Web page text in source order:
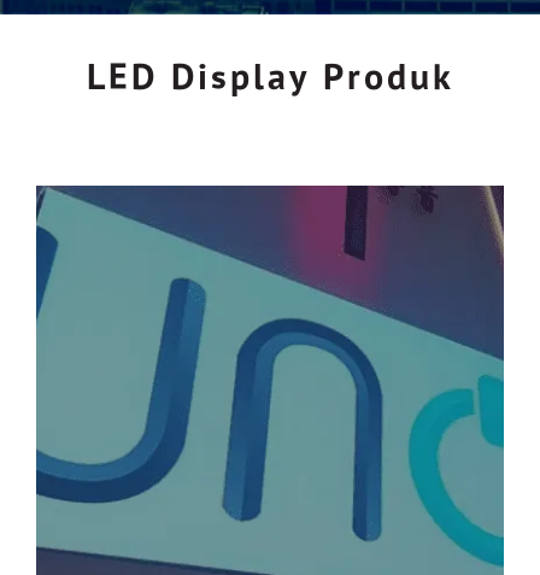
LED Display Produk